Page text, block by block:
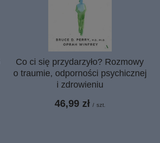
Co ci się przydarzyło? Rozmowy
o traumie, odporności psychicznej
i zdrowieniu
46,99 zł / szt.